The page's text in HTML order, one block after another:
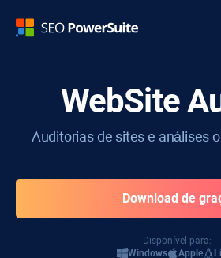
WebSite
Auditorias de sites e análises
Download de
Disponível para:
Windows
Apple